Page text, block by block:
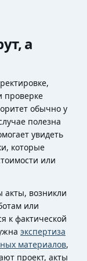
а
проверке
обычно у
полезна
увидеть
которые
или
возникли
или
к фактической
экспертиза
материалов,
проект, акты